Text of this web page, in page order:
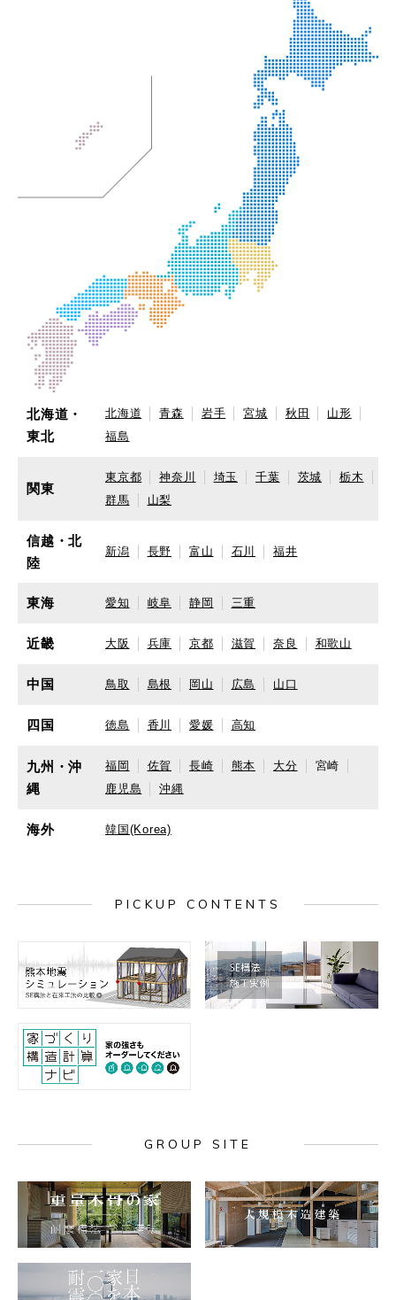
北海道・
東北
北海道 青森 岩手 宮城 秋田
山形
福島
関東
東京都 神奈川 埼玉 千葉 茨城
栃木
群馬
山梨
信越・北
陸
新潟 長野 富山 石川 福井
東海 愛知 岐阜 静岡 三重
近畿 大阪 兵庫 京都 滋賀 奈良 和歌山
中国 鳥取 島根 岡山 広島 山口
四国 徳島 香川 愛媛 高知
九州・沖
縄
福岡 佐賀 長崎 熊本 大分
宮崎
鹿児島
沖縄
海外 韓国(Korea)
PICKUP CONTENTS
GROUP SITE